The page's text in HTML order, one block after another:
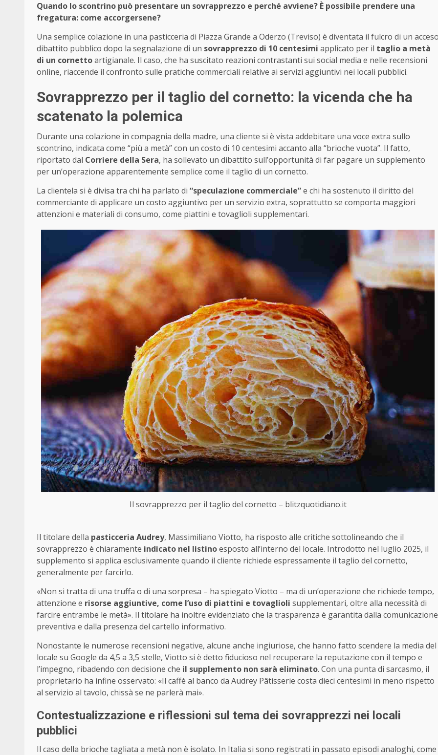
Quando lo scontrino può presentare un sovrapprezzo e perché avviene? È possibile prendere una
fregatura: come accorgersene?
Una semplice colazione in una pasticceria di Piazza Grande a Oderzo (Treviso) è diventata il fulcro di un
dibattito pubblico dopo la segnalazione di un sovrapprezzo di 10 centesimi applicato per il taglio a metà
di un cornettoartigianale. Il caso, che ha suscitato reazioni contrastanti sui social media e nelle recensioni
online, riaccende il confronto sulle pratiche commerciali relative ai servizi aggiuntivi nei locali pubblici.
Sovrapprezzo per il taglio del cornetto: la vicenda che ha
scatenato la polemica
Durante una colazione in compagnia della madre, una cliente si è vista addebitare una voce extra sullo
scontrino, indicata come “più a metà” con un costo di 10 centesimi accanto alla “brioche vuota”. Il fatto,
riportato dal Corriere della Sera, ha sollevato un dibattito sull’opportunità di far pagare un supplemento
per un’operazione apparentemente semplice come il taglio di un cornetto.
La clientela si è divisa tra chi ha parlato di “speculazione commerciale”e chi ha sostenuto il diritto del
commerciante di applicare un costo aggiuntivo per un servizio extra, soprattutto se comporta maggiori
attenzioni e materiali di consumo, come piattini e tovaglioli supplementari.
Il sovrapprezzo per il taglio del cornetto – blitzquotidiano.it
Il titolare della pasticceria Audrey, Massimiliano Viotto, ha risposto alle critiche sottolineando che il
sovrapprezzo è chiaramente indicato nel listinoesposto all’interno del locale. Introdotto nel luglio 2025, il
supplemento si applica esclusivamente quando il cliente richiede espressamente il taglio del cornetto,
generalmente per farcirlo.
«Non si tratta di una truffa o di una sorpresa – ha spiegato Viotto – ma di un’operazione che richiede tempo,
attenzione e risorse aggiuntive, come l’uso di piattini e tovaglioli supplementari, oltre alla necessità di
farcire entrambe le metà». Il titolare ha inoltre evidenziato che la trasparenza è garantita dalla comunicazione
preventiva e dalla presenza del cartello informativo.
Nonostante le numerose recensioni negative, alcune anche ingiuriose, che hanno fatto scendere la media del
locale su Google da 4,5 a 3,5 stelle, Viotto si è detto fiducioso nel recuperare la reputazione con il tempo e
l’impegno, ribadendo con decisione che il supplemento non sarà eliminato. Con una punta di sarcasmo, il
proprietario ha infine osservato: «Il caffè al banco da Audrey Pâtisserie costa dieci centesimi in meno rispetto
al servizio al tavolo, chissà se ne parlerà mai».
Contestualizzazione e riflessioni sul tema dei sovrapprezzi nei locali
pubblici
Il caso della brioche tagliata a metà non è isolato. In Italia si sono registrati in passato episodi analoghi, come